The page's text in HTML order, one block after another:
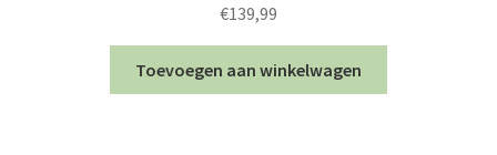
€139,99
Toevoegen aan winkelwagen